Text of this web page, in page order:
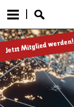
Jetzt Mitglied werden!